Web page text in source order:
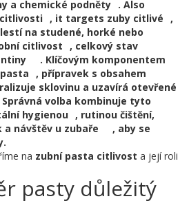
a chemické podněty . Also
, it targets zuby citlivé
,
na studené, horké nebo
citlivost , celkový stav
. Klíčovým komponentem
, přípravek s obsahem
sklovinu a uzavírá otevřené
Správná volba kombinuje tyto
hygienou , rutinou čištění,
návštěv u zubaře
, aby se
na zubní pasta citlivost a její roli
pasty důležitý